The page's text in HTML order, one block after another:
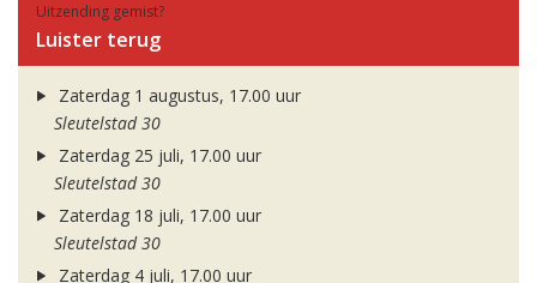
Uitzending gemist?
Luister terug
Zaterdag 1 augustus, 17.00 uur
Sleutelstad 30
Zaterdag 25 juli, 17.00 uur
Sleutelstad 30
Zaterdag 18 juli, 17.00 uur
Sleutelstad 30
Zaterdag 4 juli, 17.00 uur